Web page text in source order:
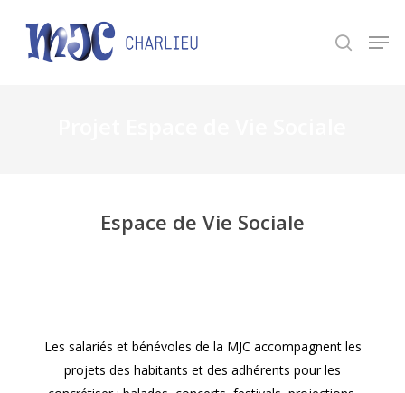
Espace de Vie Sociale
Les salariés et bénévoles de la MJC accompagnent les
projets des habitants et des adhérents pour les